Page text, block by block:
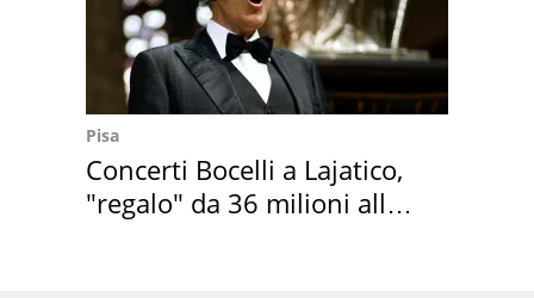
Pisa
Concerti Bocelli a Lajatico,
"regalo" da 36 milioni alla